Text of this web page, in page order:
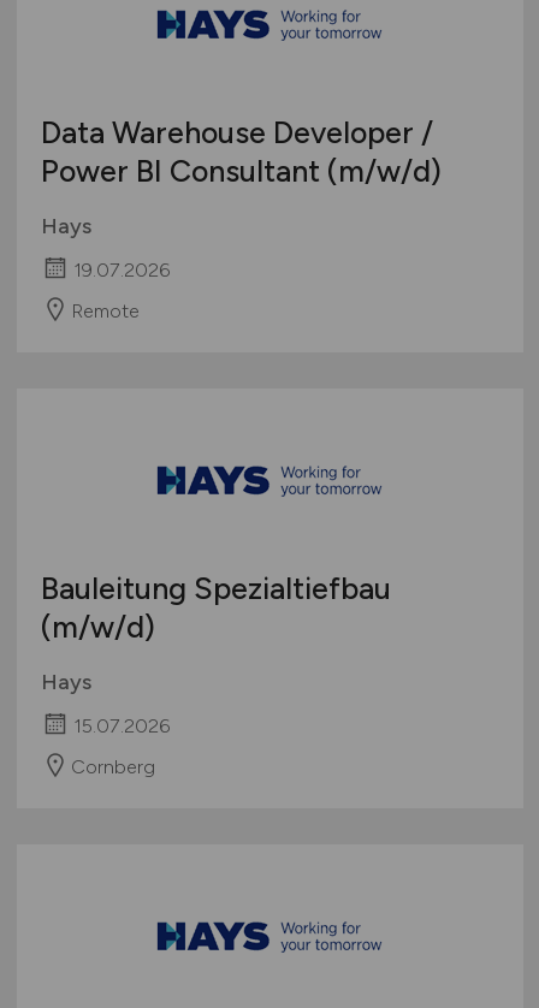
Data Warehouse Developer /
Power BI Consultant (m/w/d)
Hays
19.07.2026
Remote
Bauleitung Spezialtiefbau
(m/w/d)
Hays
15.07.2026
Cornberg